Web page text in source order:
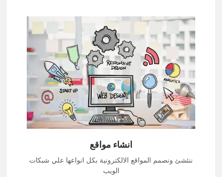
انشاء مواقع
ننئشئ ونصمم المواقع الالكترونية بكل انواعها علي شبكات
الويب